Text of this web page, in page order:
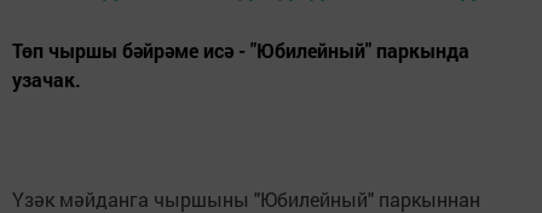
Төп чыршы бәйрәме исә - "Юбилейный" паркында
узачак.
Үзәк мәйданга чыршыны "Юбилейный" паркыннан